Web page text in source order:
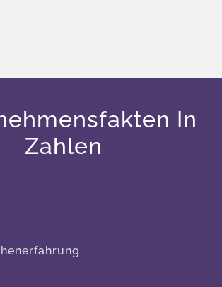
In
Zahlen